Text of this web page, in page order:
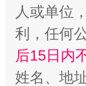
东山县通报“牛蛙
人或单位
利，任何
后15日内
姓名、地